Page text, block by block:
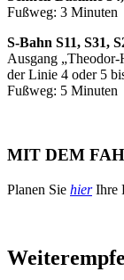
Fußweg: 3 Minuten
S-Bahn S11, S31,
Ausgang „Theodor-
der Linie 4 oder 5
Fußweg: 5 Minuten
MIT DEM
Planen Sie hierIhre